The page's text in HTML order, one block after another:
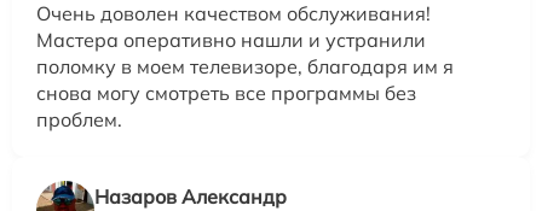
Очень доволен качеством обслуживания!
Мастера оперативно нашли и устранили
поломку в моем телевизоре, благодаря им я
снова могу смотреть все программы без
проблем.
Назаров Александр